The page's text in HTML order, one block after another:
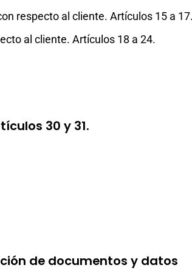
respecto al cliente. Artículos 15 a
al cliente. Artículos 18 a 24.
30 y 31.
de documentos y datos